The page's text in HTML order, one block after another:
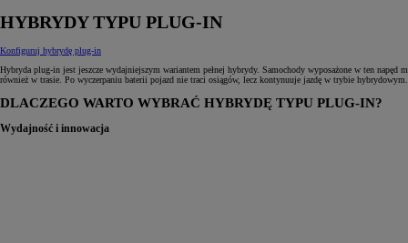
HYBRYDY TYPU PLUG‑IN
Konfiguruj hybrydę plug-in
Hybryda plug‑in jest jeszcze wydajniejszym wariantem pełnej hybrydy. Samochody wyposażone w ten
również w trasie. Po wyczerpaniu baterii pojazd nie traci osiągów, lecz kontynuuje jazdę w trybie hybrydowym.
DLACZEGO WARTO WYBRAĆ HYBRYDĘ TYPU PLUG‑IN?
Wydajność i innowacja